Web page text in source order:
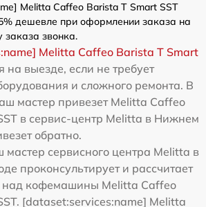
Melitta Caffeo Barista T Smart SST
дешевле при оформлении заказа на
заказа звонка.
Melitta Caffeo Barista T Smart
на выезде, если не требует
и сложного ремонта. В
мастер привезет Melitta Caffeo
в сервис-центр Melitta в Нижнем
обратно.
мастер сервисного центра Melitta в
проконсультирует и рассчитает
над кофемашины Melitta Caffeo
[dataset:services:name] Melitta